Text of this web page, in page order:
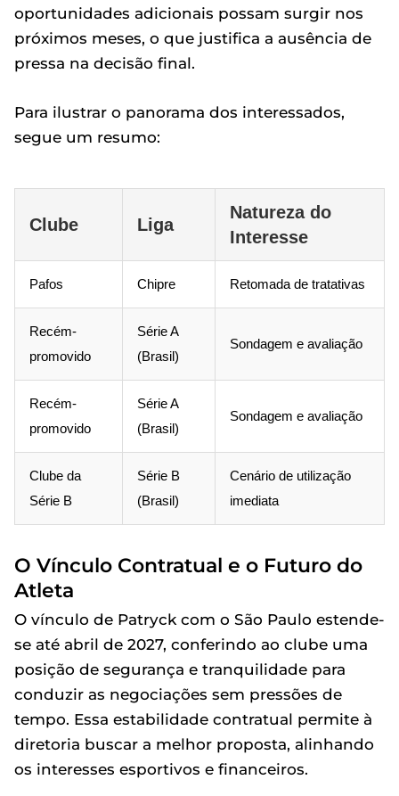
oportunidades adicionais possam surgir nos
próximos meses, o que justifica a ausência de
pressa na decisão final.
Para ilustrar o panorama dos interessados,
segue um resumo:
Clube Liga
Natureza do
Interesse
Pafos Chipre Retomada de tratativas
Recém-
promovido
Série A
(Brasil)
Sondagem e avaliação
Recém-
promovido
Série A
(Brasil)
Sondagem e avaliação
Clube da
Série B
Série B
(Brasil)
Cenário de utilização
imediata
O Vínculo Contratual e o Futuro do
Atleta
O vínculo de Patryck com o São Paulo estende-
se até abril de 2027, conferindo ao clube uma
posição de segurança e tranquilidade para
conduzir as negociações sem pressões de
tempo. Essa estabilidade contratual permite à
diretoria buscar a melhor proposta, alinhando
os interesses esportivos e financeiros.